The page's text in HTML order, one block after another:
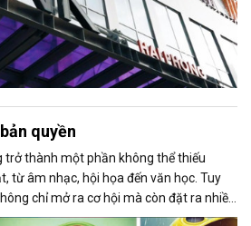
quyền
trở thành một phần không thể thiếu
từ âm nhạc, hội họa đến văn học. Tuy
chỉ mở ra cơ hội mà còn đặt ra nhiều
đạo đức.